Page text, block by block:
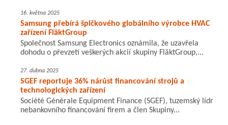
16. května 2025
Samsung přebírá špičkového globálního výrobce HVAC
zařízení FläktGroup
Společnost Samsung Electronics oznámila, že uzavřela
dohodu o převzetí veškerých akcií skupiny FläktGroup,...
27. dubna 2025
SGEF reportuje 36% nárůst financování strojů a
technologických zařízení
Société Générale Equipment Finance (SGEF), tuzemský lídr
nebankovního financování firem a člen Skupiny...